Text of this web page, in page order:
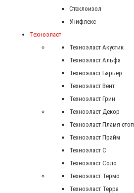
Стеклоизол
Унифлекс
Техноэласт
Техноэласт Акустик
Техноэласт Альфа
Техноэласт Барьер
Техноэласт Вент
Техноэласт Грин
Техноэласт Декор
Техноэласт Пламя стоп
Техноэласт Прайм
Техноэласт С
Техноэласт Соло
Техноэласт Термо
Техноэласт Терра